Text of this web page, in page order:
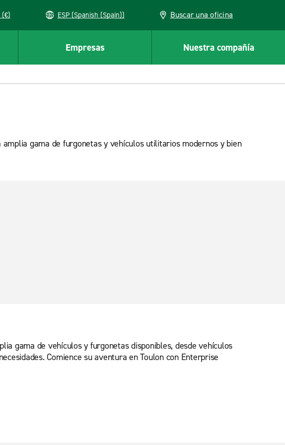
(€) ESP (Spanish (Spain)) Buscar una oficina
Empresas Nuestra compañía
gama de furgonetas y vehículos utilitarios modernos y bien
gama de vehículos y furgonetas disponibles, desde vehículos
Comience su aventura en Toulon con Enterprise